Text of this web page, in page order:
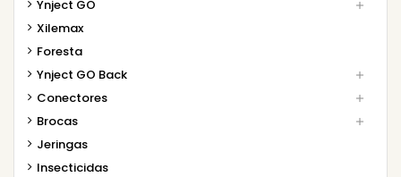
Ynject GO 
Xilemax
Foresta
Ynject GO Back

Conectores 
Brocas 
Jeringas
Insecticidas